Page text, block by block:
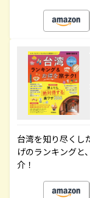
台湾を知り尽くし
げのランキングと
介！